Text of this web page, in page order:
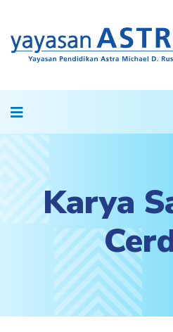
Karya